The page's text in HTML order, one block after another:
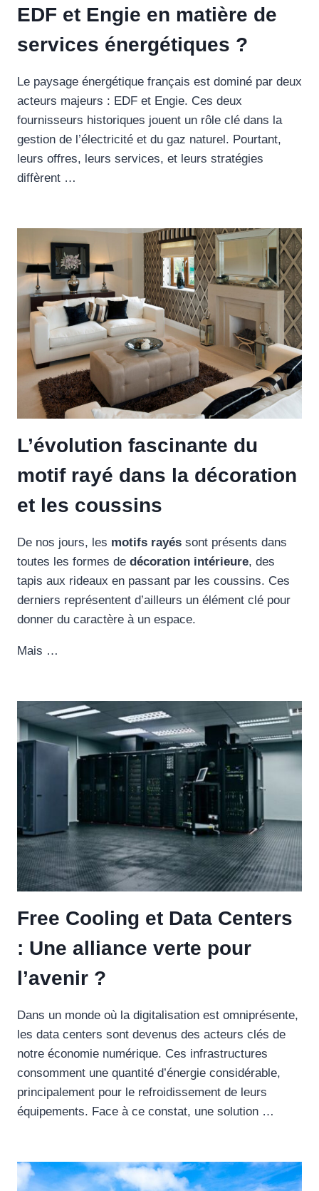
EDF et Engie en matière de
services énergétiques ?
Le paysage énergétique français est dominé par deux
acteurs majeurs : EDF et Engie. Ces deux
fournisseurs historiques jouent un rôle clé dans la
gestion de l’électricité et du gaz naturel. Pourtant,
leurs offres, leurs services, et leurs stratégies
diffèrent …
L’évolution fascinante du
motif rayé dans la décoration
et les coussins
De nos jours, les motifs rayés sont présents dans
toutes les formes de décoration intérieure, des
tapis aux rideaux en passant par les coussins. Ces
derniers représentent d’ailleurs un élément clé pour
donner du caractère à un espace.
Mais …
Free Cooling et Data Centers
: Une alliance verte pour
l’avenir ?
Dans un monde où la digitalisation est omniprésente,
les data centers sont devenus des acteurs clés de
notre économie numérique. Ces infrastructures
consomment une quantité d’énergie considérable,
principalement pour le refroidissement de leurs
équipements. Face à ce constat, une solution …